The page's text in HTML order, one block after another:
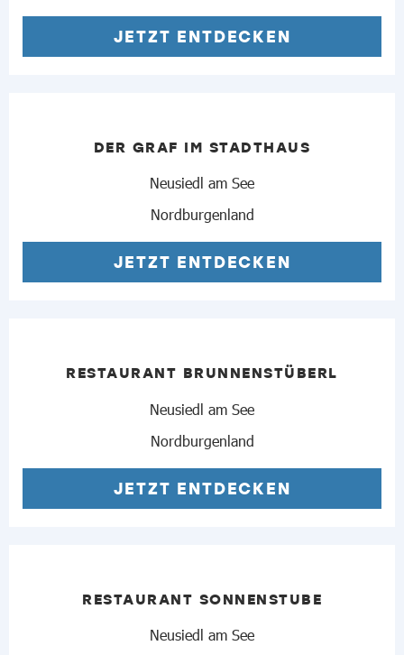
JETZT ENTDECKEN
DER GRAF IM STADTHAUS
Neusiedl am See
Nordburgenland
JETZT ENTDECKEN
RESTAURANT BRUNNENSTÜBERL
Neusiedl am See
Nordburgenland
JETZT ENTDECKEN
RESTAURANT SONNENSTUBE
Neusiedl am See